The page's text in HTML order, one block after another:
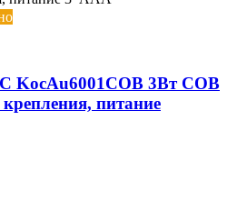
3Вт COB
питание